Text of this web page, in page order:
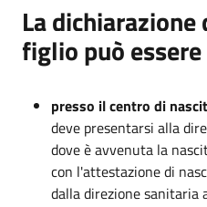
La
figlio può
presso il centro di
deve presentarsi alla
dove è avvenuta la
con l'attestazione di
dalla direzione sanitaria